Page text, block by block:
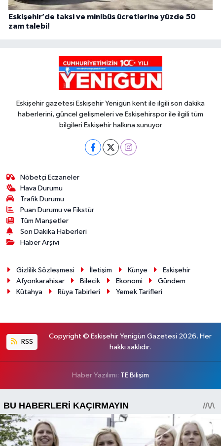
Eskişehir’de taksi ve minibüs ücretlerine yüzde 50
zam talebi!
Eskişehir gazetesi Eskişehir Yenigün kent ile ilgili son dakika
haberlerini, güncel gelişmeleri ve Eskişehirspor ile ilgili tüm
bilgileri Eskişehir halkına sunuyor
Nöbetçi Eczaneler
Hava Durumu
Trafik Durumu
Puan Durumu ve Fikstür
Tüm Manşetler
Son Dakika Haberleri
Haber Arşivi
Gizlilik Sözleşmesi İletişim Künye
Eskişehir
Afyonkarahisar
Bilecik Ekonomi
Gündem
Kütahya
Rüya Tabirleri Yemek Tarifleri
RSS
Copyright © Eskişehir Yenigün Gazetesi 2026. Her
hakkı saklıdır.
Haber Yazılımı: TE Bilişim